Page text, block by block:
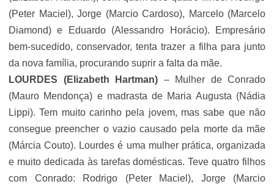
(Peter Maciel), Jorge (Marcio Cardoso), Marcelo (Marcelo
Diamond) e Eduardo (Alessandro Horácio). Empresário
bem-sucedido, conservador, tenta trazer a filha para junto
da nova família, procurando suprir a falta da mãe.
LOURDES
(Elizabeth Hartman) – Mulher de Conrado
(Mauro Mendonça) e madrasta de Maria Augusta (Nádia
Lippi). Tem muito carinho pela jovem, mas sabe que não
consegue preencher o vazio causado pela morte da mãe
(Márcia Couto). Lourdes é uma mulher prática, organizada
e muito dedicada às tarefas domésticas. Teve quatro filhos
com Conrado: Rodrigo (Peter Maciel), Jorge (Marcio